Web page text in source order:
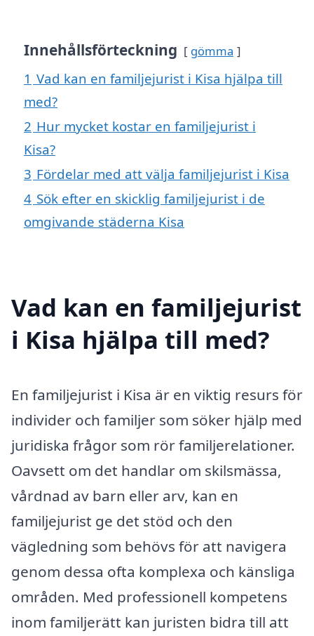
Innehållsförteckning gömma
1 Vad kan en familjejurist i Kisa hjälpa till
med?
2 Hur mycket kostar en familjejurist i
Kisa?
3 Fördelar med att välja familjejurist i Kisa
4 Sök efter en skicklig familjejurist i de
omgivande städerna Kisa
Vad kan en familjejurist
i Kisa hjälpa till med?
En familjejurist i Kisa är en viktig resurs för
individer och familjer som söker hjälp med
juridiska frågor som rör familjerelationer.
Oavsett om det handlar om skilsmässa,
vårdnad av barn eller arv, kan en
familjejurist ge det stöd och den
vägledning som behövs för att navigera
genom dessa ofta komplexa och känsliga
områden. Med professionell kompetens
inom familjerätt kan juristen bidra till att